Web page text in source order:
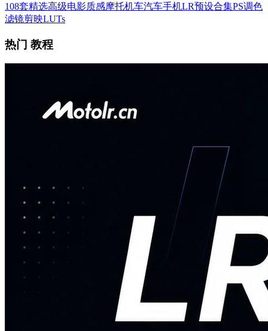
108套精选高级电影质感摩托机车汽车手机LR预设合集PS调色
滤镜剪映LUTs
热门 教程